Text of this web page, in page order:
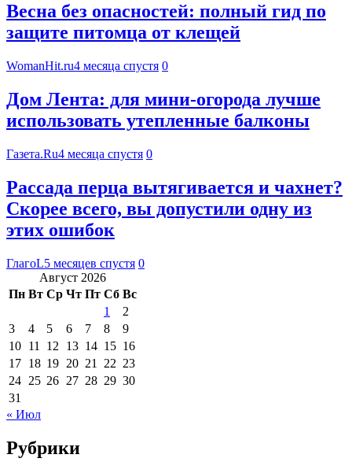
Весна без опасностей: полный гид по
защите питомца от клещей
WomanHit.ru4 месяца спустя 0
Дом Лента: для мини-огорода лучше
использовать утепленные балконы
Газета.Ru4 месяца спустя 0
Рассада перца вытягивается и чахнет?
Скорее всего, вы допустили одну из
этих ошибок
ГлагоL5 месяцев спустя 0
Август 2026
Пн Вт Ср Чт Пт Сб Вс
1
2
3
4 5 6 7 8
9
10 11 12 13 14 15 16
17 18 19 20 21 22 23
24 25 26 27 28 29 30
31
« Июл
Рубрики